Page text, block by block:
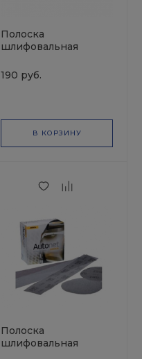
Полоска
шлифовальная
P80 MIRKA
190 руб.
В КОРЗИНУ
Полоска
шлифовальная